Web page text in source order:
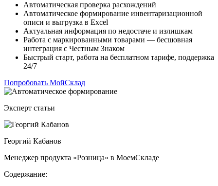
Автоматическая проверка расхождений
Автоматическое формирование инвентаризационной
описи и выгрузка в Excel
Актуальная информация по недостаче и излишкам
Работа с маркированными товарами — бесшовная
интеграция с Честным Знаком
Быстрый старт, работа на бесплатном тарифе, поддержка
24/7
Попробовать МойСклад
Эксперт статьи
Георгий Кабанов
Менеджер продукта «Розница» в МоемСкладе
Содержание: